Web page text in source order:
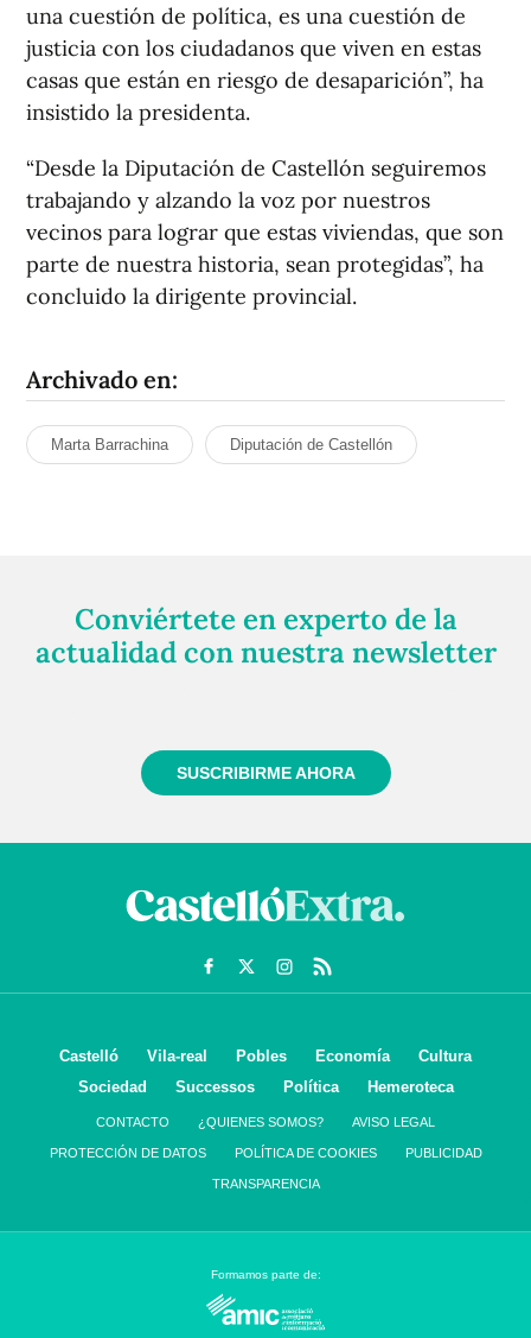
una cuestión de política, es una cuestión de
justicia con los ciudadanos que viven en estas
casas que están en riesgo de desaparición”, ha
insistido la presidenta.
“Desde la Diputación de Castellón seguiremos
trabajando y alzando la voz por nuestros
vecinos para lograr que estas viviendas, que son
parte de nuestra historia, sean protegidas”, ha
concluido la dirigente provincial.
Archivado en:
Marta Barrachina Diputación de Castellón
Conviértete en experto de la
actualidad con nuestra newsletter
SUSCRIBIRME AHORA
Castelló Vila-real Pobles Economía
Cultura
Sociedad
Successos Política Hemeroteca
CONTACTO ¿QUIENES SOMOS? AVISO LEGAL
PROTECCIÓN DE DATOS POLÍTICA DE COOKIES PUBLICIDAD
TRANSPARENCIA
Formamos parte de: